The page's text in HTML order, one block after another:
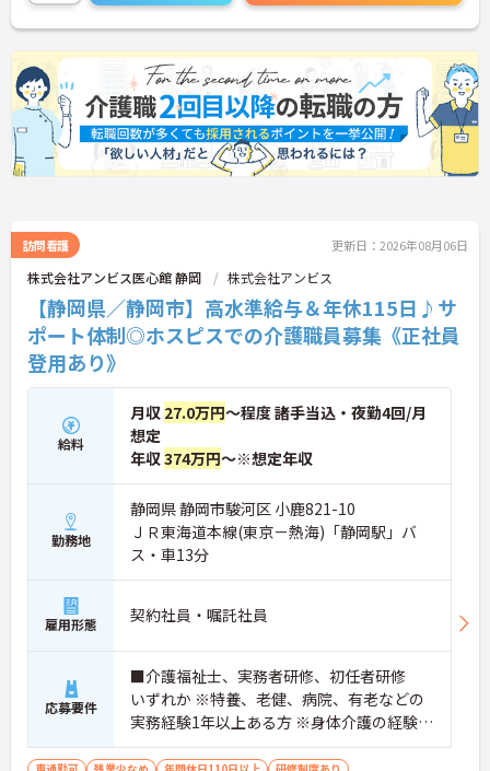
訪問看護 更新日：2026年08月06日
株式会社アンビス医心館 静岡 株式会社アンビス
【静岡県／静岡市】高水準給与＆年休115日♪サ
ポート体制◎ホスピスでの介護職員募集《正社員
登用あり》
給料
月収 27.0万円～程度 諸手当込・夜勤4回/月
想定
年収374万円～※想定年収
勤務地
静岡県 静岡市駿河区 小鹿821-10
ＪＲ東海道本線(東京－熱海)「静岡駅」バ
ス・車13分
雇用形態 契約社員・嘱託社員
応募要件
■介護福祉士、実務者研修、初任者研修
いずれか ※特養、老健、病院、有老などの
実務経験1年以上ある方 ※身体介護の経験年
以上ある方、機械浴の使用の経験のある方